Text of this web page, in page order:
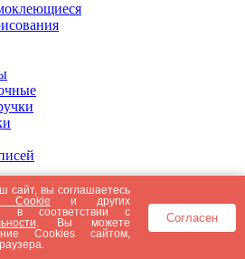
рублей
рублей
рублей
рублей
рублей
сайт, вы соглашаетесь
Cookie и других
в соответствии с
. Вы можете
Cookies сайтом,
Согласен